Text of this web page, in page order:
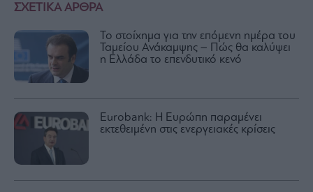
ΣΧΕΤΙΚΑ ΑΡΘΡΑ
Το στοίχημα για την επόμενη ημέρα του
Ταμείου Ανάκαμψης – Πώς θα καλύψει
η Ελλάδα το επενδυτικό κενό
Eurobank: Η Ευρώπη παραμένει
εκτεθειμένη στις ενεργειακές κρίσεις